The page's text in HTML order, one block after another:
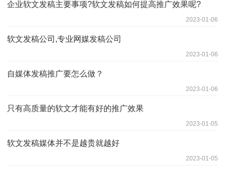
企业软文发稿主要事项?软文发稿如何提高推广效果呢?
2023-01-06
软文发稿公司,专业网媒发稿公司
2023-01-06
自媒体发稿推广要怎么做？
2023-01-06
只有高质量的软文才能有好的推广效果
2023-01-05
软文发稿媒体并不是越贵就越好
2023-01-05